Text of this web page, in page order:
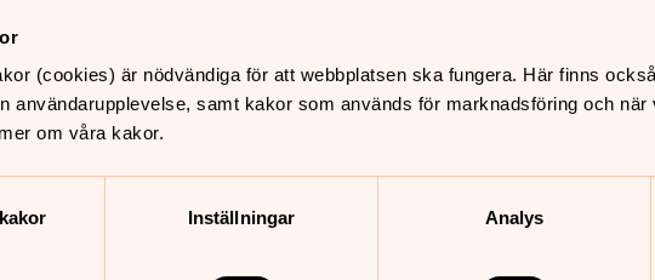
(cookies) är nödvändiga för att webbplatsen ska fungera. Här finns
användarupplevelse, samt kakor som används för marknadsföring och när
om våra kakor.
Inställningar Analys